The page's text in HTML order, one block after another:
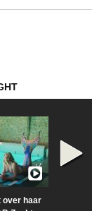
over haar